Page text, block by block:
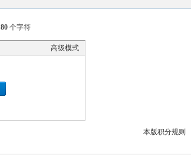
80 个字符
高级模式
本版积分规则